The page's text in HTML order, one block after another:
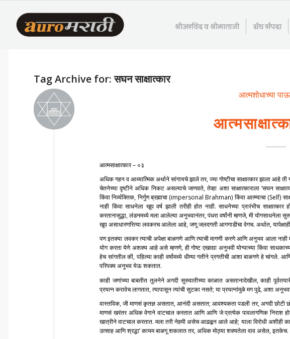
श्रीअरविंद व श्रीमाताजी ग्रंथ संपदा
Tag Archive for:सघन साक्षात्कार
आत्मशोधाच्या
आत्मसाक्षात्कार – ०३
अधिक गहन व आध्यात्मिक अर्थाने सांगायचे झाले तर, ज्या गोष्टीचा साक्षात्कार झाला आहे ती
चेतनेच्या दृष्टीने अधिक निकट असल्याचे जाणवते, तेव्हा अशा साक्षात्काराला ‘सघन
किंवा निर्व्यक्तिक, निर्गुण ब्रह्माचा (impersonal Brahman) किंवा आत्म्याचा (Self)
नाही किंवा साधनेला खूप वर्ष झाली तरीही होत नाही. साधनेच्या प्रारंभीच
करतानासुद्धा, लंडनमध्ये मला आलेल्या अनुभवानंतर, पंधरा वर्षांनी म्हणजे, मी योगसाधनेला
खूप असाधारणरित्या लवकरच आलेला आहे, जणू जलदगती आगगाडीचा वेगच. अर्थात,
पण इतक्या लवकर त्याची अपेक्षा बाळगणे आणि त्याची मागणी करणे आणि अनुभव आला नाही
योग करता येणे अशक्य आहे असे म्हणणे, ही गोष्ट एखाद्या अनुभवी योग्याच्या किंवा
हेच सांगतील की, पहिल्या काही वर्षांमध्ये धीम्या गतीने प्रगतीची आशा बाळगणे हे चांगले.
परिपक्व अनुभव येऊ शकतात.
काही जणांच्या बाबतीत तुलनेने अगदी सुरुवातीच्या काळात असतानादेखील, काही
प्रयत्न करावेच लागतात, त्यापासून त्यांची सुटका नसते; या प्रयत्नांमुळे मग पुढे, अशा
वास्तविक, जी माणसं कृतज्ञ असतात, आनंदी असतात; आवश्यकता पडली तर, अगदी छोटी
माणसं खरंतर अधिक वेगाने वाटचाल करतात आणि आणि जे प्रत्येक पावलागणिक निराश
खात्रीने वाटचाल करतात. मला तरी नेहमी असेच आढळून आले आहे; याला विरोधी अशीही
उत्साह आणि श्रद्धा’ कायम बाळगू शकलात तर, अधिक मोठ्या शक्यतेला वाव असेल, इतकेच.